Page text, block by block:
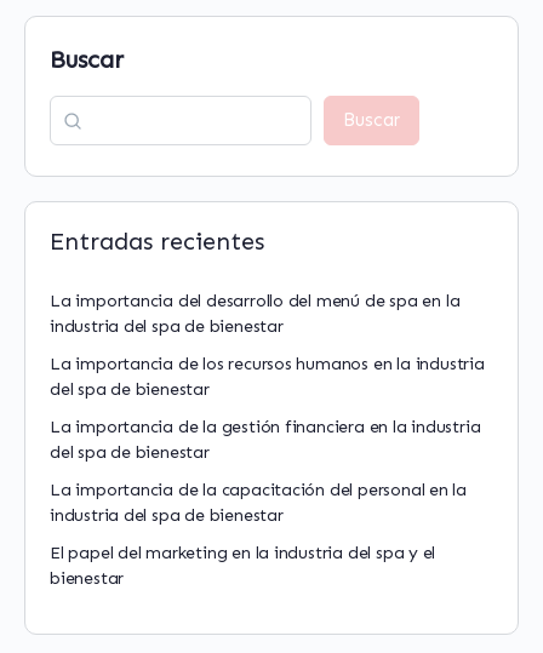
Buscar
Buscar
Entradas recientes
La importancia del desarrollo del menú de spa en la
industria del spa de bienestar
La importancia de los recursos humanos en la industria
del spa de bienestar
La importancia de la gestión financiera en la industria
del spa de bienestar
La importancia de la capacitación del personal en la
industria del spa de bienestar
El papel del marketing en la industria del spa y el
bienestar